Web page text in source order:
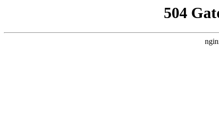
504